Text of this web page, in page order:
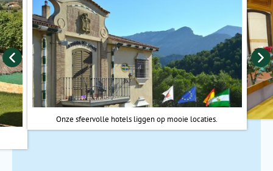
wat koeler dan in de stad. Het kasteel ligt prachtig gelegen
met uitzicht over een stuwmeer. Je kunt hier gaan kajakken
of in de omgeving mooie oude grotschilderingen
bewonderen.
Op een klein uurtje rijden ligtGibraltar. Dit is een stukje
Groot-Brittannië in Zuid-Spanje, dus houd je paspoort
gereed. Gibraltar heeft zelfs een eigen luchthaven, en als je
het gebied binnenrijdt, moet je eerst de landingsbaan
oversteken. De Rots van Gibralitar is natuurlijk de bekendste
slangen, gekko's en berberapen. Dit is de enige plek in
Onze sfeervolle hotels liggen op mooie locaties.